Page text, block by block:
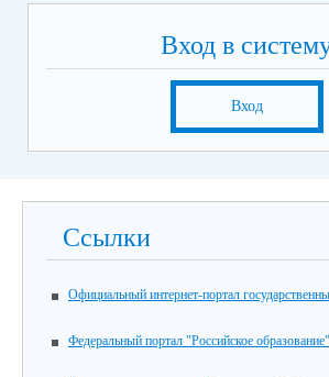
Вход в
Вход
Ссылки
Официальный интернет-портал
Федеральный портал "Российское образование"